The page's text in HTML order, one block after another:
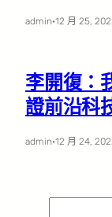
admin·12 月 25,
李開復：
證前沿科
admin·12 月 24,